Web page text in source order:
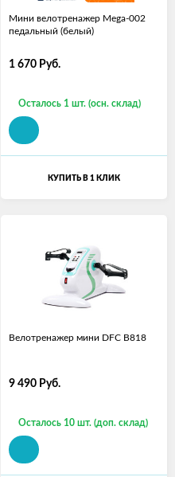
Мини велотренажер Mega-002
педальный (белый)
1 670 Руб.
Осталось 1 шт. (осн. склад)
КУПИТЬ В 1 КЛИК
Велотренажер мини DFC B818
9 490 Руб.
Осталось 10 шт. (доп. склад)